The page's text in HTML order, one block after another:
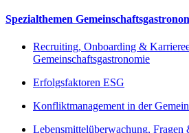
Spezialthemen
Recruiting, Onboarding &
Gemeinschaftsgastronomie
Erfolgsfaktoren ESG
Konfliktmanagement in der
Lebensmittelüberwachung, Fragen